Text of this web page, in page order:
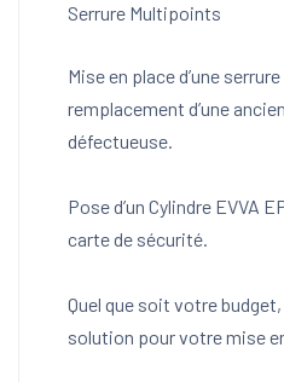
Serrure Multipoints
Mise en place d’une
remplacement d’une
défectueuse.
Pose d’un Cylindre EVVA
carte de sécurité.
Quel que soit votre
solution pour votre mise